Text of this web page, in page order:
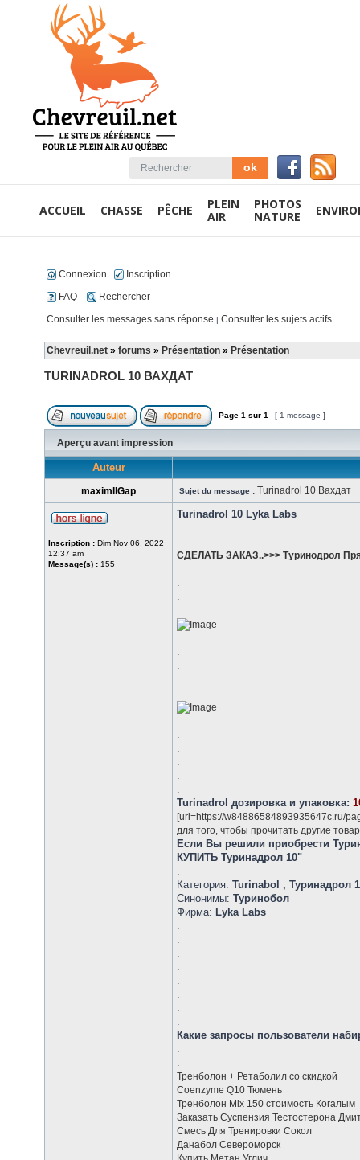
ACCUEIL CHASSE PÊCHE
PLEIN
AIR
PHOTOS
NATURE
Connexion
Inscription
FAQ
Rechercher
Consulter les messages sans réponse | Consulter les sujets actifs
Chevreuil.net » forums » Présentation » Présentation
TURINADROL 10 ВАХДАТ
Page 1 sur 1 [ 1 message ]
Aperçu avant impression
Auteur
maximllGap Sujet du message : Turinadrol 10 Вахдат
Inscription : Dim Nov 06, 2022
12:37 am
Message(s) : 155
Turinadrol 10 Lyka Labs
СДЕЛАТЬ ЗАКАЗ..>>> Туринодрол
.
.
.
Turinadrol дозировка и упаковка:
[url=https://w84886584893935647c.ru/
для того, чтобы прочитать другие
Если Вы решили приобрести
КУПИТЬ Туринадрол 10"
Категория: Turinabol , Туринадрол
Синонимы: Туринобол
Фирма: Lyka Labs
Какие запросы пользователи
Тренболон + Ретаболил со скидкой
Coenzyme Q10 Тюмень
Тренболон Mix 150 стоимость Когалым
Заказать Суспензия Тестостерона
Смесь Для Тренировки Сокол
Данабол Североморск